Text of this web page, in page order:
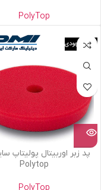
PolyTop
اتمام موجودی
Polytop